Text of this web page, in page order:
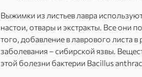
Выжимки из листьев лавра
настои, отвары и экстракты. Все
того, добавление в лаврового листа
заболевания – сибирской язвы.
этой болезни бактерии Bacillus